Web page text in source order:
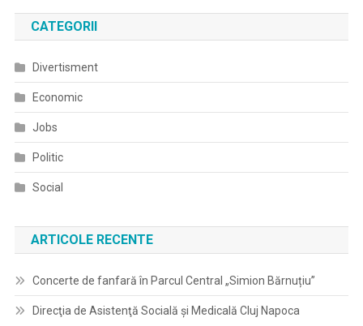
CATEGORII
Divertisment
Economic
Jobs
Politic
Social
ARTICOLE RECENTE
Concerte de fanfară în Parcul Central „Simion Bărnuțiu”
Direcţia de Asistenţă Socială şi Medicală Cluj Napoca